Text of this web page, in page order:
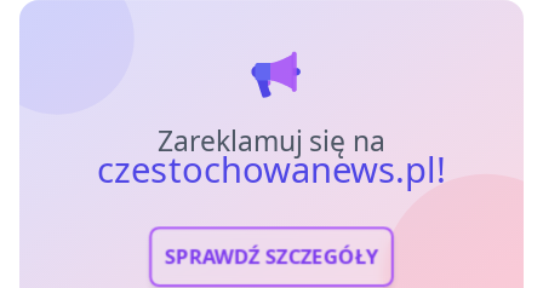
Zareklamuj się na
czestochowanews.pl!
SPRAWDŹ SZCZEGÓŁY